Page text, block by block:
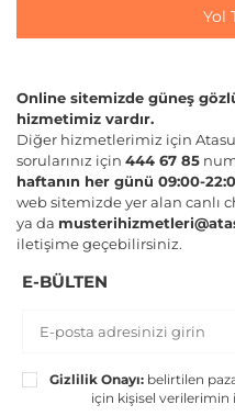
Yol
Online sitemizde güneş
hizmetimiz vardır.
Diğer hizmetlerimiz için
sorularınız için 444 67 85
haftanın her günü 09:00-
web sitemizde yer alan canlı
ya da
iletişime geçebilirsiniz.
E-BÜLTEN
Gizlilik Onayı:belirtilen
için kişisel